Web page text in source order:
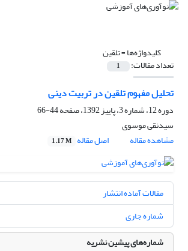
کلیدواژه‌ها =تلقین
تعداد مقالات: 1
تحلیل مفهوم تلقین در تربیت دینی
دوره 12، شماره 3، پاییز 1392، صفحه
44-66
سیدنقی موسوی
مشاهده مقاله
اصل مقاله 1.17 M
مقالات آماده انتشار
شماره جاری
شماره‌های پیشین نشریه